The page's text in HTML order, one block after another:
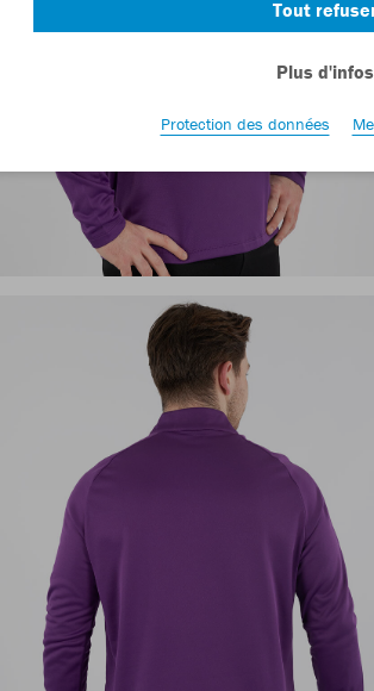
Tout
Plus d'infos
Protection des données